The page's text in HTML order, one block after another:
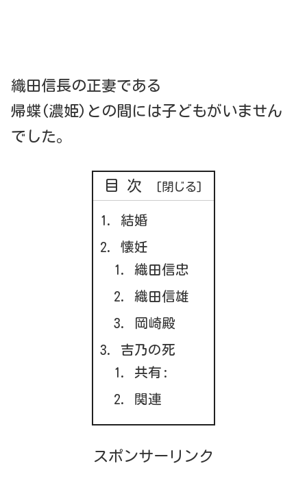
織田信長の正妻である
帰蝶(濃姫)との間には子どもがいません
でした。
目次
結婚
懐妊
織田信忠
織田信雄
岡崎殿
吉乃の死
共有:
関連
スポンサーリンク